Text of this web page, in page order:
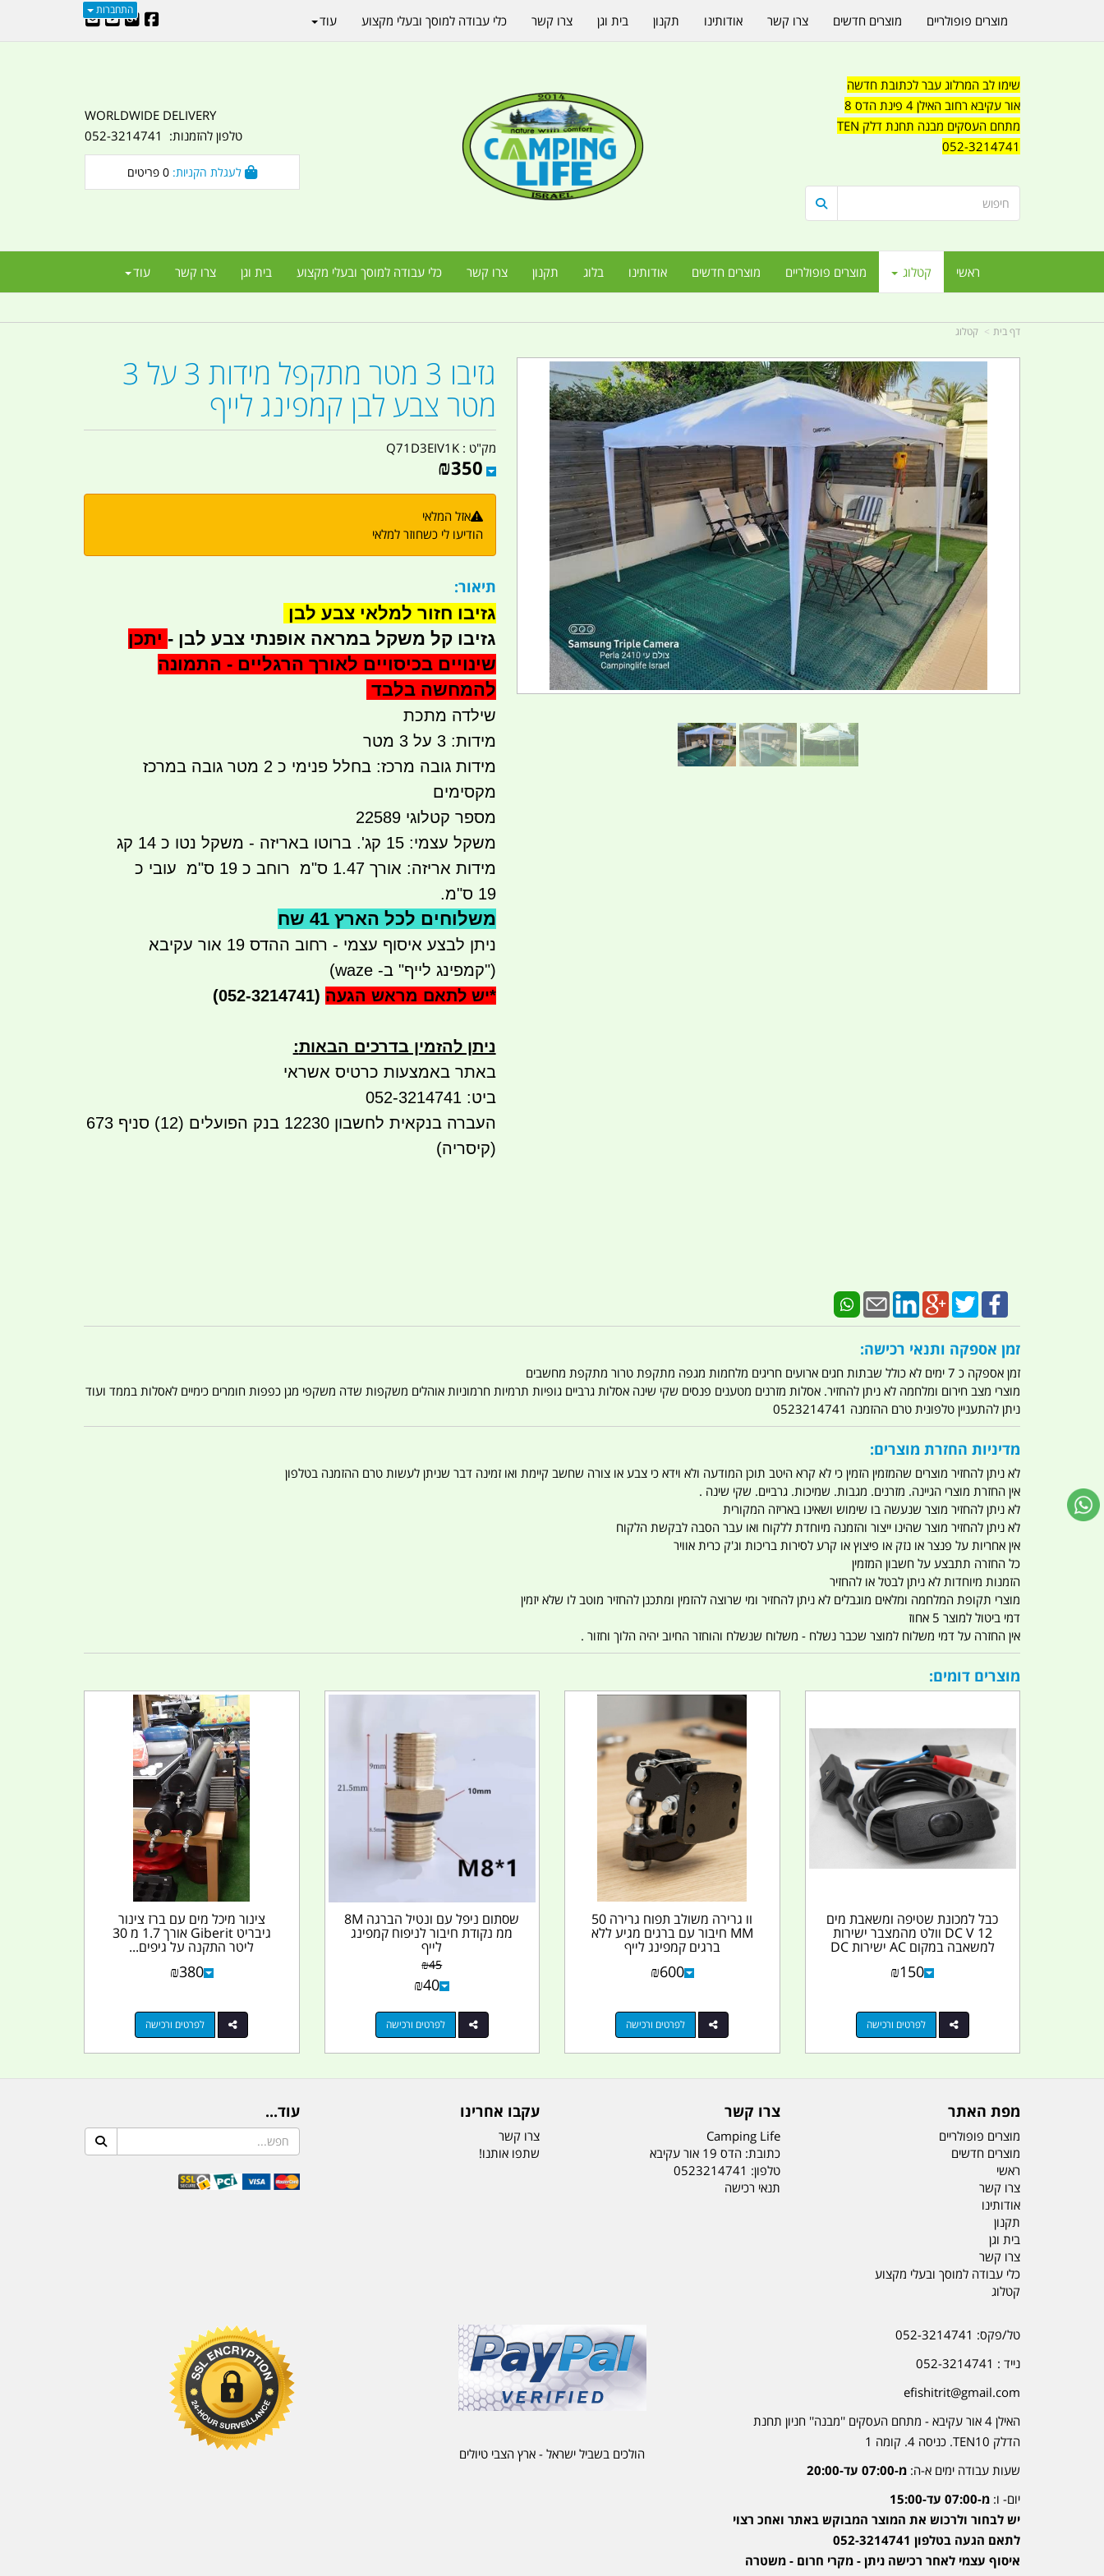
התחברות
שימו לב המרלוג עבר לכתובת חדשה
אור עקיבא רחוב האילן 4 פינת הדס 8
מתחם העסקים מבנה תחנת דלק TEN
052-3214741
WORLDWIDE DELIVERY
טלפון להזמנות: 052-3214741
0
ראשי קטלוג מוצרים פופולריים מוצרים חדשים אודותינו בלוג תקנון צרו קשר כלי עבודה למוסך ובעלי מקצוע בית וגן צרו קשר עוד
מוצרים פופולריים מוצרים חדשים צרו קשר אודותינו תקנון בית וגן צרו קשר כלי עבודה למוסך ובעלי מקצוע עוד
דף בית קטלוג
גזיבו 3 מטר מתקפל מידות 3 על 3
מטר צבע לבן קמפינג לייף
מק"ט :Q71D3EIV1K
₪350
אזל המלאי
הודיעו לי כשחוזר למלאי
תיאור:
גזיבו חזור למלאי צבע לבן
גזיבו קל משקל במראה אופנתי צבע לבן - יתכן
שינויים בכיסויים לאורך הרגליים - התמונה
להמחשה בלבד
שילדה מתכת
מידות: 3 על 3 מטר
מידות גובה מרכז: בחלל פנימי כ 2 מטר גובה במרכז
מקסימים
מספר קטלוגי 22589
משקל עצמי: 15 קג'. ברוטו באריזה - משקל נטו כ 14 קג
מידות אריזה: אורך 1.47
ס"מ רוחב כ 19 ס"מ עובי כ
19 ס"מ.
משלוחים לכל הארץ 41 שח
ניתן לבצע איסוף עצמי - רחוב ההדס 19 אור עקיבא
("קמפינג לייף" ב- waze)
*יש לתאם מראש הגעה (052-3214741)
ניתן להזמין בדרכים הבאות:
באתר באמצעות כרטיס אשראי
ביט: 052-3214741
העברה בנקאית לחשבון12230
בנק הפועלים (12) סניף 673
(קיסריה)
זמן אספקה ותנאי רכישה:
זמן אספקה כ 7 ימים לא כולל שבתות חגים ארועים חריגים מלחמות מגפה מתקפת טרור מתקפת מחשבים
מוצרי מצב חירום ומלחמה לא ניתן להחזיר. אסלות מזרנים מטענים פנסים שקי שינה אסלות גרביים גופיות תרמיות חרמוניות אוהלים משקפות שדה משקפי מגן כפפות חומרים כימיים לאסלות בממד ועוד
ניתן להתעניין טלפונית טרם ההזמנה 0523214741
מדיניות החזרת מוצרים:
לא ניתן להחזיר מוצרים שהמזמין הזמין כי לא קרא היטב תוכן המודעה ולא וידא כי צבע או צורה שחשב קיימת ואו זמינה דבר שניתן לעשות טרם ההזמנה בטלפון
אין החזרת מוצרי הגיינה. מזרנים. מגבות. שמיכות. גרביים. שקי שינה .
לא ניתן להחזיר מוצר שנעשה בו שימוש ושאינו באריזה המקורית
לא ניתן להחזיר מוצר שהינו ייצור והזמנה מיוחדת ללקוח ואו עבר הסבה לבקשת הלקוח
אין אחריות על פנצר או נזק או פיצוץ או קרע לסירות בריכות וג'ק כרית אוויר
כל החזרה תתבצע על חשבון המזמין
הזמנות מיוחדות לא ניתן לבטל או להחזיר
מוצרי תקופת המלחמה ומלאים מוגבלים לא ניתן להחזיר ומי שרוצה להזמין ומתכנן להחזיר מוטב לו שלא יזמין
דמי ביטול למוצר 5 אחוז
אין החזרה על דמי משלוח למוצר שכבר נשלח - משלוח שנשלח והוחזר החיוב יהיה הלוך וחזור .
מוצרים דומים:
כבל למכונת שטיפה ומשאבת מים
DC V 12 וולט מהמצבר ישירות
למשאבה במקום AC ישירות DC
₪150
לפרטים ורכישה
וו גרירה משולב תפוח גרירה 50
MM חיבור עם ברגים מגיע ללא
ברגים קמפינג לייף
₪600
לפרטים ורכישה
שסתום ניפל עם ונטיל הברגה 8M
ממ נקודת חיבור לניפוח קמפינג
לייף
₪45
₪40
לפרטים ורכישה
צינור מיכל מים עם ברז צינור
גיבריט Giberit אורך 1.7 מ 30
ליטר התקנה על גיפים...
₪380
לפרטים ורכישה
מפת האתר
מוצרים פופולריים
מוצרים חדשים
ראשי
צרו קשר
אודותינו
תקנון
בית וגן
צרו קשר
כלי עבודה למוסך ובעלי מקצוע
קטלוג
צרו קשר
Camping Life
כתובת: הדס 19 אור עקיבא
טלפון: 0523214741
תנאי רכישה
עקבו אחרינו
צרו קשר
שתפו אותנו!
עוד...
טל/פקס: 052-3214741
נייד : 052-3214741
efishitrit@gmail.com
האילן 4 אור עקיבא - מתחם העסקים ''מבנה'' חניון תחנת
הדלק TEN10. כניסה 4. קומה 1
שעות עבודה ימים א-ה: מ-07:00 עד-20:00
יום- ו: מ-07:00 עד-15:00
יש לבחור ולרכוש את המוצר המבוקש באתר ואחכ רצוי
לתאם הגעה בטלפון 052-3214741
איסוף עצמי לאחר רכישה ניתן - מקרי חרום - משטרה
הולכים בשביל ישראל - ארץ הצבי טיולים